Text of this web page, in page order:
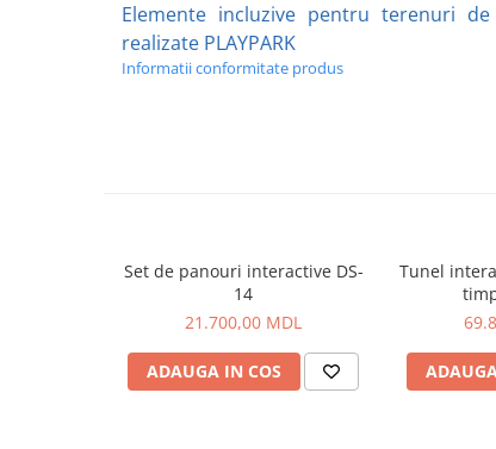
Elemente IncluziveElemente incluzive pentru terenuri de
realizate PLAYPARK
Informatii conformitate produs
Set de panouri interactive DS-
14
21.700,00 MDL
ADAUGA IN COS
Tunel